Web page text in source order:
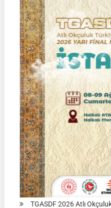
Final
15
Ağustos
2026
|
Ulupamir-
Erciş/VAN
TGASDF 2026 Atlı